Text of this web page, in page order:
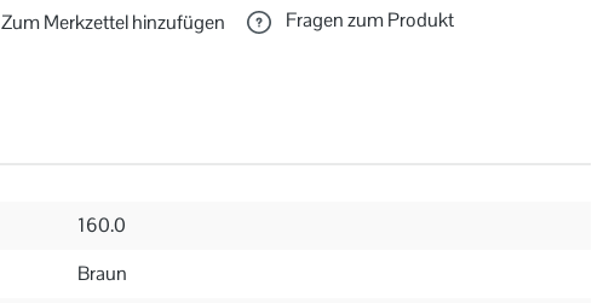
Zum Merkzettel hinzufügen Fragen zum Produkt
160.0
Braun